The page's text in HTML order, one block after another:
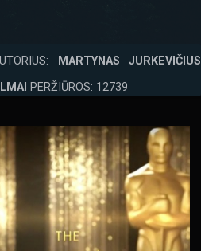
MARTYNAS JURKEVIČIUS
PERŽIŪROS: 12739